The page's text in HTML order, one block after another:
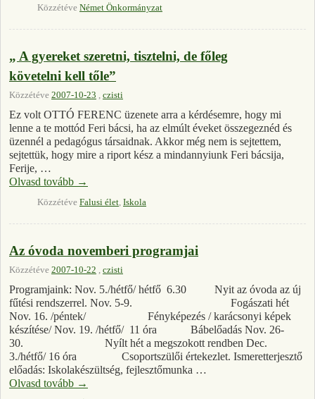
Közzétéve Német Önkormányzat
„ A gyereket szeretni, tisztelni, de főleg
követelni kell tőle”
Közzétéve 2007-10-23 czisti
Ez volt OTTÓ FERENC üzenete arra a kérdésemre, hogy mi
lenne a te mottód Feri bácsi, ha az elmúlt éveket összegeznéd és
üzennél a pedagógus társaidnak. Akkor még nem is sejtettem,
sejtettük, hogy mire a riport kész a mindannyiunk Feri bácsija,
Ferije, …
Olvasd tovább →
Közzétéve Falusi élet, Iskola
Az óvoda novemberi programjai
Közzétéve 2007-10-22 , czisti
Programjaink: Nov. 5./hétfő/ hétfő 6.30 Nyit az óvoda az új
fűtési rendszerrel. Nov. 5-9. Fogászati hét
Nov. 16. /péntek/ Fényképezés / karácsonyi képek
készítése/ Nov. 19. /hétfő/ 11 óra Bábelőadás Nov. 26-
30. Nyílt hét a megszokott rendben Dec.
3./hétfő/ 16 óra Csoportszülői értekezlet. Ismeretterjesztő
előadás: Iskolakészültség, fejlesztőmunka …
Olvasd tovább →